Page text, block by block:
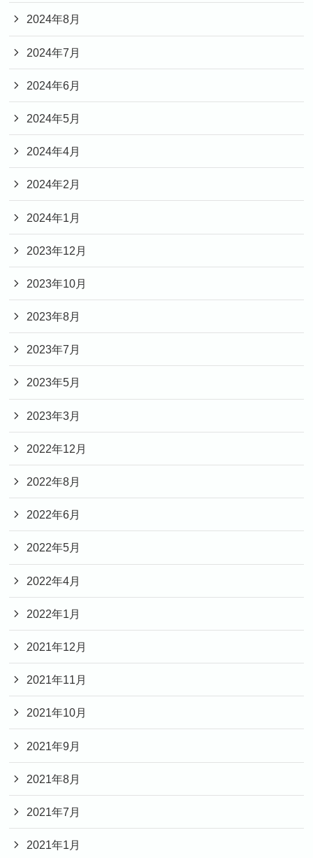
2024年8月
2024年7月
2024年6月
2024年5月
2024年4月
2024年2月
2024年1月
2023年12月
2023年10月
2023年8月
2023年7月
2023年5月
2023年3月
2022年12月
2022年8月
2022年6月
2022年5月
2022年4月
2022年1月
2021年12月
2021年11月
2021年10月
2021年9月
2021年8月
2021年7月
2021年1月